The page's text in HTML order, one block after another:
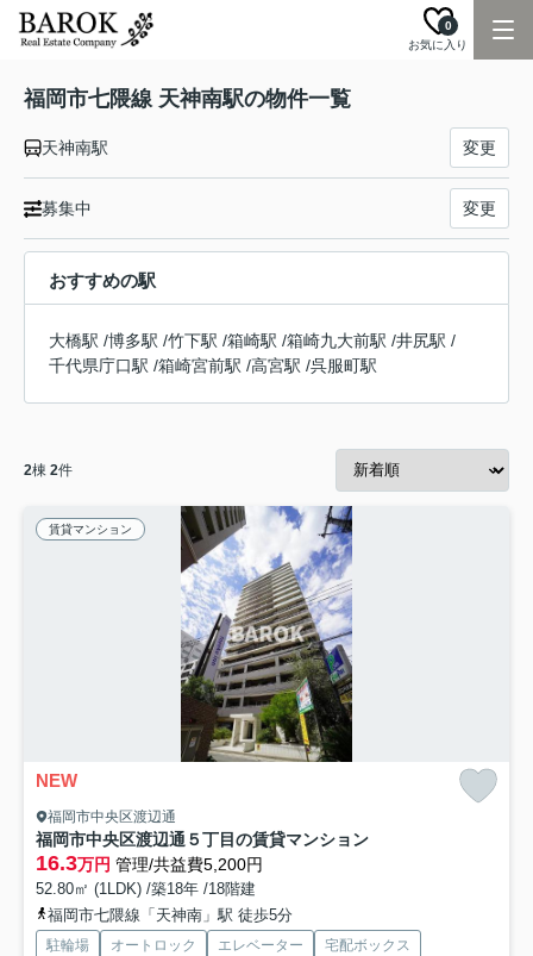
お気に入り
0
福岡市七隈線 天神南駅の物件一覧
天神南駅 変更
募集中 変更
おすすめの駅
大橋駅 /博多駅 /竹下駅 /箱崎駅 /箱崎九大前駅 /井尻駅 /
千代県庁口駅 /箱崎宮前駅 /高宮駅 /呉服町駅
2棟 2件
賃貸マンション
NEW
福岡市中央区渡辺通
福岡市中央区渡辺通５丁目の賃貸マンション
16.3万円 管理/共益費5,200円
52.80㎡ (1LDK) /築18年 /18階建
福岡市七隈線「天神南」駅 徒歩5分
駐輪場 オートロック エレベーター
宅配ボックス